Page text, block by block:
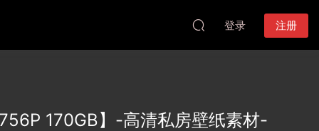
登录 注册
170GB】-高清私房壁纸素材-